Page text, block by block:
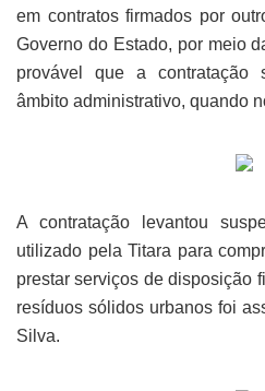
em contratos firmados por
Governo do Estado, por meio
provável que a contratação
âmbito administrativo, quando
A contratação levantou
utilizado pela Titara para
prestar serviços de disposição
resíduos sólidos urbanos foi
Silva.